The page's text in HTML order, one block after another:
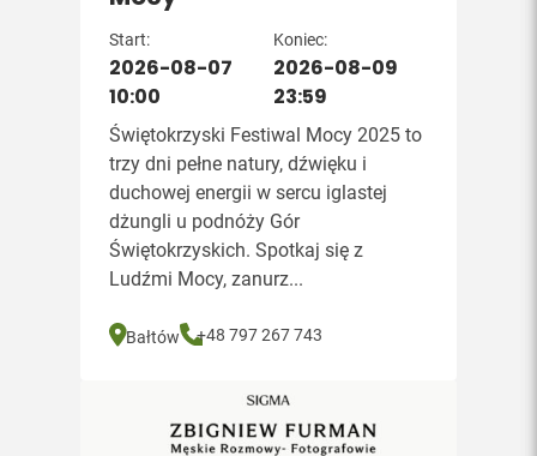
Start:
2026-08-07
10:00
Koniec:
2026-08-09
23:59
Świętokrzyski Festiwal Mocy 2025 to
trzy dni pełne natury, dźwięku i
duchowej energii w sercu iglastej
dżungli u podnóży Gór
Świętokrzyskich. Spotkaj się z
Ludźmi Mocy, zanurz...
Bałtów +48 797 267 743